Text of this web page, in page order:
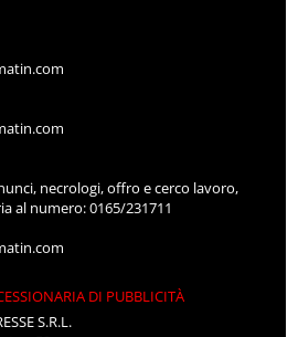
necrologi, offro e cerco lavoro,
al numero: 0165/231711
DI PUBBLICITÀ
S.R.L.